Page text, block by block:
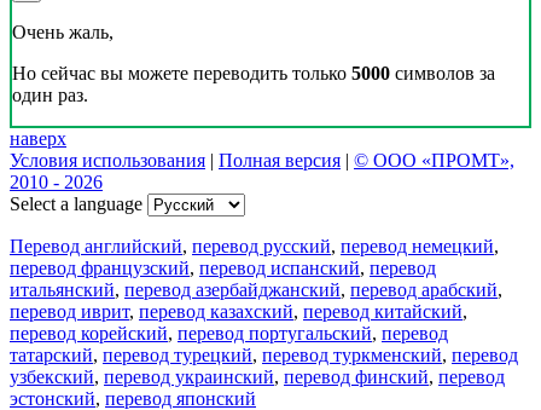
Очень жаль,
Но сейчас вы можете переводить только 5000 символов за
один раз.
наверх
Условия использования | Полная версия | © ООО «ПРОМТ»,
2010 - 2026
Select a language
Перевод английский, перевод русский, перевод немецкий,
перевод французский, перевод испанский, перевод
итальянский, перевод азербайджанский, перевод арабский,
перевод иврит, перевод казахский, перевод китайский,
перевод корейский, перевод португальский, перевод
татарский, перевод турецкий, перевод туркменский, перевод
узбекский, перевод украинский, перевод финский, перевод
эстонский, перевод японский